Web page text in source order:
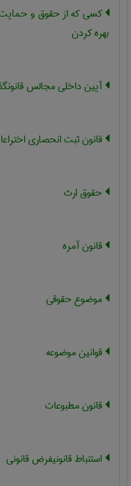
کسی که از حقوق و حمایت
بهره کردن
آیین داخلی مجالس
قانون ثبت انحصاری
حقوق ارث
قانون آمره
موضوع حقوقی
قوانین موضوعه
قانون مطبوعات
استنباط قانونیفرض قانونی